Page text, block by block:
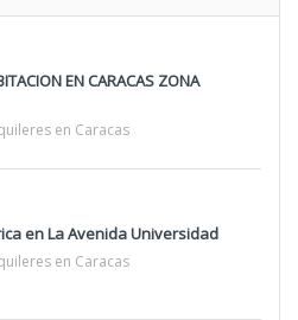
EN CARACAS ZONA
en Caracas
en La Avenida Universidad
en Caracas